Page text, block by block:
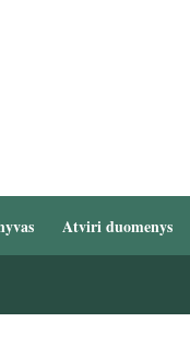
Atviri duomenys